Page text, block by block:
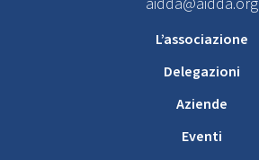
L’associazione
Delegazioni
Aziende
Eventi